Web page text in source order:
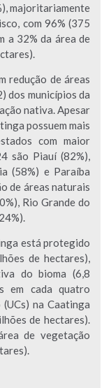
majoritariamente
com 96% (375
a 32% da área de
redução de áreas
dos municípios da
nativa. Apesar
possuem mais
com maior
são Piauí (82%),
(58%) e Paraíba
de áreas naturais
Rio Grande do
está protegido
de hectares),
do bioma (6,8
em cada quatro
na Caatinga
de hectares).
de vegetação